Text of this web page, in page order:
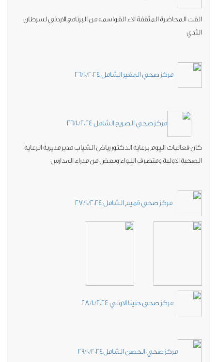
المحاضرة المثقفة الاء القواسمه من البرنامج الاردني لسرطان
مركز صحي المغير الشامل 26/10/2024
مركز صحي الصريح الشامل 26/10/2024
فعاليات اليوم برعاية الدكتور رياض الشياب مدير مديرية الرعاية
الاولية ومتصرف اللواء وبعض من مدراء المدارس
مركز صحي قميم الشامل 27/10/2024
مركز صحي حنينا الاولي 28/10/2024
مركز صحي الحصن الشامل29/10/2024